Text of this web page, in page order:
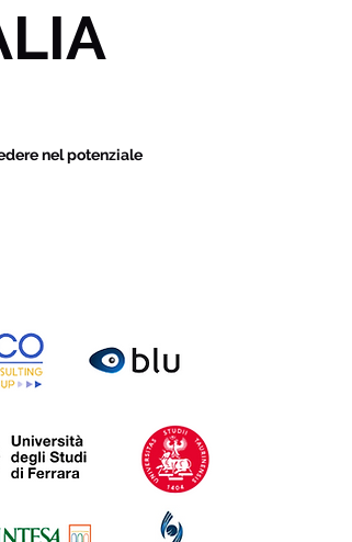
nel potenziale